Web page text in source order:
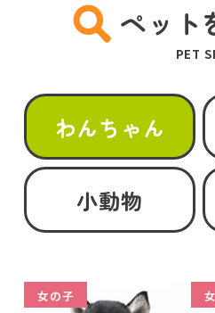
ペット
PET
わんちゃん
小動物
女の子